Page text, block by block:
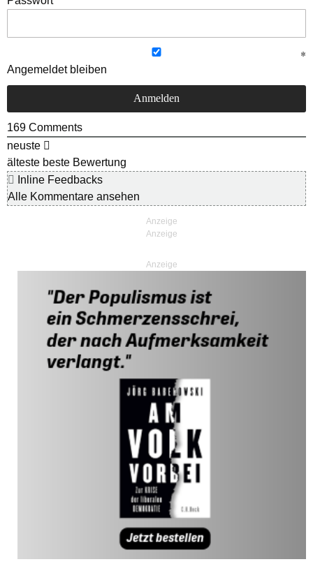
Angemeldet bleiben
169 Comments
neuste
älteste beste Bewertung
Inline Feedbacks
Alle Kommentare ansehen
Anzeige